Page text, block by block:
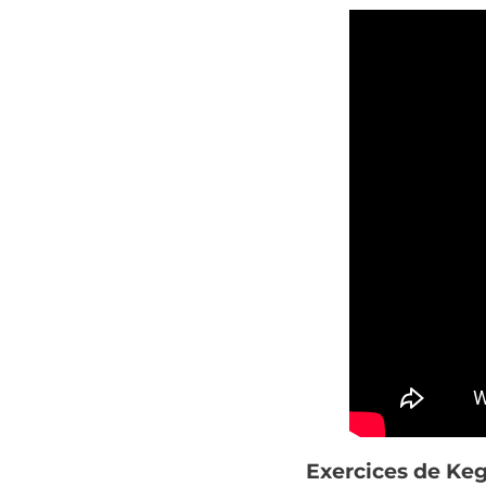
Exercices de